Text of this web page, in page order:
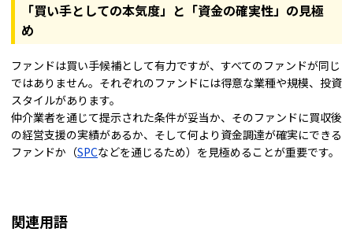
「買い手としての本気度」と「資金の確実性」の見極
め
ファンドは買い手候補として有力ですが、すべてのファンドが同じ
ではありません。それぞれのファンドには得意な業種や規模、投資
スタイルがあります。
仲介業者を通じて提示された条件が妥当か、そのファンドに買収後
の経営支援の実績があるか、そして何より資金調達が確実にできる
ファンドか（SPCなどを通じるため）を見極めることが重要です。
関連用語